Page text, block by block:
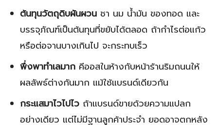
ต้นทุนวัตถุดิบผันผวน ชา นม น้ำมัน ของทอด และ
บรรจุภัณฑ์เป็นต้นทุนที่ขยับได้ตลอด ถ้ากำไรต่อแก้ว
หรือต่อจานบางเกินไป จะกระทบเร็ว
พึ่งพาทำเลมาก คีออสในห้างกับหน้าร้านริมถนนให้
ผลลัพธ์ต่างกันมาก แม้ใช้แบรนด์เดียวกัน
กระแสมาไวไปไว ถ้าแบรนด์ขายด้วยความแปลก
อย่างเดียว แต่ไม่มีฐานลูกค้าประจำ ยอดอาจตกหลัง